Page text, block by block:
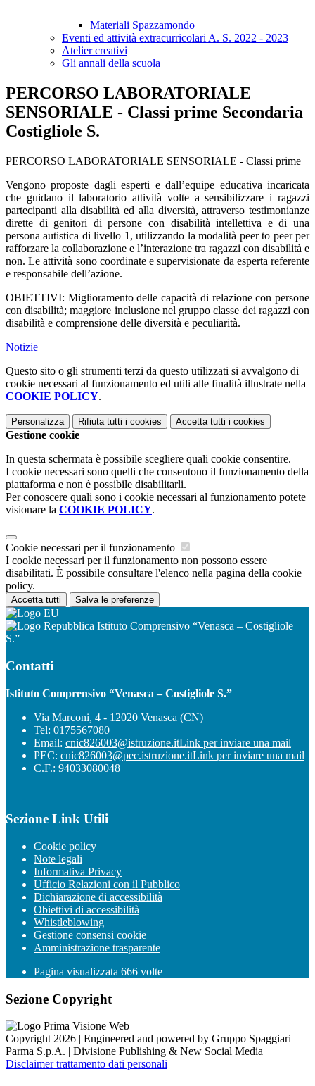
Materiali Spazzamondo
Eventi ed attività extracurricolari A. S. 2022 - 2023
Atelier creativi
Gli annali della scuola
PERCORSO LABORATORIALE
SENSORIALE - Classi prime Secondaria
Costigliole S.
PERCORSO LABORATORIALE SENSORIALE - Classi prime
Vengono proposte dagli esperti e dall’equipe educativa incaricata
che guidano il laboratorio attività volte asensibilizzare i ragazzi
partecipanti alla disabilità ed alla diversità, attraverso testimonianze
dirette di genitori di persone con disabilità intellettiva e di una
persona autistica di livello 1, utilizzando la modalità peer to peer per
rafforzare la collaborazione e l’interazione tra ragazzi con disabilità e
non. Le attività sono coordinate e supervisionate da esperta referente
e responsabile dell’azione.
OBIETTIVI: Miglioramento delle capacità di relazione con persone
con disabilità; maggiore inclusione nel gruppo classe dei ragazzi con
disabilità e comprensione delle diversità e peculiarità.
Notizie
Questo sito o gli strumenti terzi da questo utilizzati si avvalgono di
cookie necessari al funzionamento ed utili alle finalità illustrate nella
COOKIE POLICY.
Personalizza Rifiuta tutti i cookies Accetta tutti i cookies
Gestione cookie
In questa schermata è possibile scegliere quali cookie consentire.
I cookie necessari sono quelli che consentono il funzionamento della
piattaforma e non è possibile disabilitarli.
Per conoscere quali sono i cookie necessari al funzionamento potete
visionare la COOKIE POLICY.
Cookie necessari per il funzionamento
I cookie necessari per il funzionamento non possono essere
disabilitati. È possibile consultare l'elenco nella pagina della cookie
policy.
Accetta tutti Salva le preferenze
Istituto Comprensivo “Venasca – Costigliole
S.”
Contatti
Istituto Comprensivo “Venasca – Costigliole S.”
Via Marconi, 4 - 12020 Venasca (CN)
Tel: 0175567080
Email: cnic826003@istruzione.itLink per inviare una mail
PEC: cnic826003@pec.istruzione.itLink per inviare una mail
C.F.: 94033080048
Sezione Link Utili
Cookie policy
Note legali
Informativa Privacy
Ufficio Relazioni con il Pubblico
Dichiarazione di accessibilità
Obiettivi di accessibilità
Whistleblowing
Gestione consensi cookie
Amministrazione trasparente
Pagina visualizzata 666 volte
Sezione Copyright
Copyright 2026 | Engineered and powered by Gruppo Spaggiari
Parma S.p.A. | Divisione Publishing & New Social Media
Disclaimer trattamento dati personali